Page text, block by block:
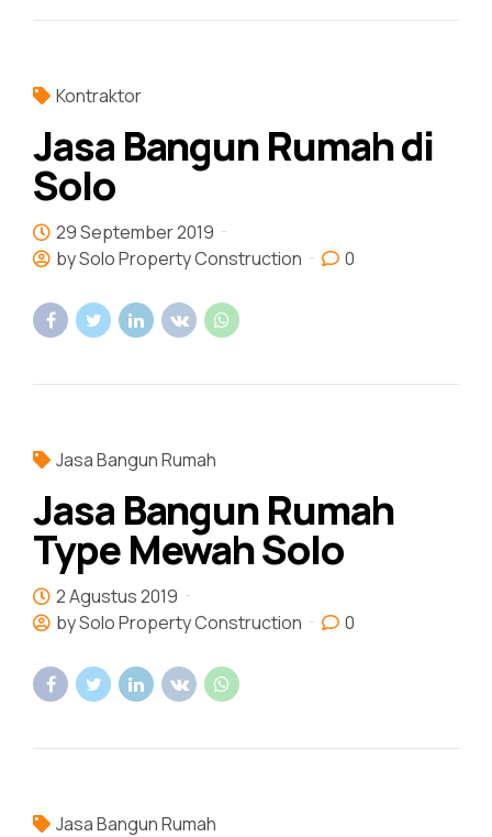
Kontraktor
Jasa Bangun Rumah di
Solo
29 September 2019
by Solo Property Construction
0
Jasa Bangun Rumah
Jasa Bangun Rumah
Type Mewah Solo
2 Agustus 2019
by Solo Property Construction
0
Jasa Bangun Rumah